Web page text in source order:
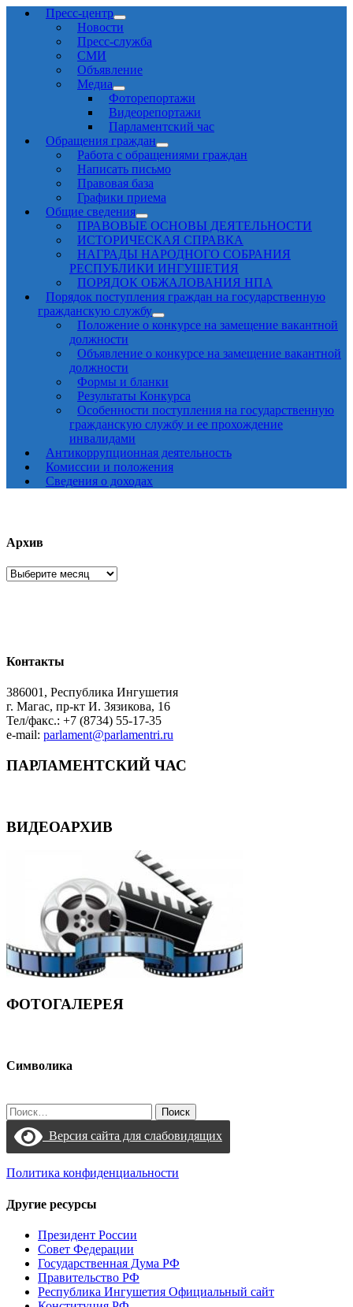
Пресс-центр
Новости
Пресс-служба
СМИ
Объявление
Медиа
Фоторепортажи
Видеорепортажи
Парламентский час
Обращения граждан
Работа с обращениями граждан
Написать письмо
Правовая база
Графики приема
Общие сведения
ПРАВОВЫЕ ОСНОВЫ ДЕЯТЕЛЬНОСТИ
ИСТОРИЧЕСКАЯ СПРАВКА
НАГРАДЫ НАРОДНОГО СОБРАНИЯ
РЕСПУБЛИКИ ИНГУШЕТИЯ
ПОРЯДОК ОБЖАЛОВАНИЯ НПА
Порядок поступления граждан на государственную
гражданскую службу
Положение о конкурсе на замещение вакантной
должности
Объявление о конкурсе на замещение вакантной
должности
Формы и бланки
Результаты Конкурса
Особенности поступления на государственную
гражданскую службу и ее прохождение
инвалидами
Антикоррупционная деятельность
Комиссии и положения
Сведения о доходах
Архив
Архив
Контакты
386001, Республика Ингушетия
г. Магас, пр-кт И. Зязикова, 16
Тел/факс.: +7 (8734) 55-17-35
e-mail: parlament@parlamentri.ru
ПАРЛАМЕНТСКИЙ ЧАС
ВИДЕОАРХИВ
ФОТОГАЛЕРЕЯ
Символика
Найти:
Версия сайта для слабовидящих
Политика конфиденциальности
Другие ресурсы
Президент России
Совет Федерации
Государственная Дума РФ
Правительство РФ
Республика Ингушетия Официальный сайт